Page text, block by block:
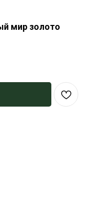
мир золото